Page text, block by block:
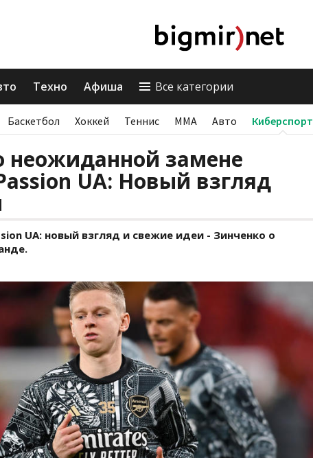
Техно Афиша Все категории
Баскетбол Хоккей Теннис ММА Авто Киберспорт
неожиданной замене
UA: Новый взгляд
UA: новый взгляд и свежие идеи - Зинченко о